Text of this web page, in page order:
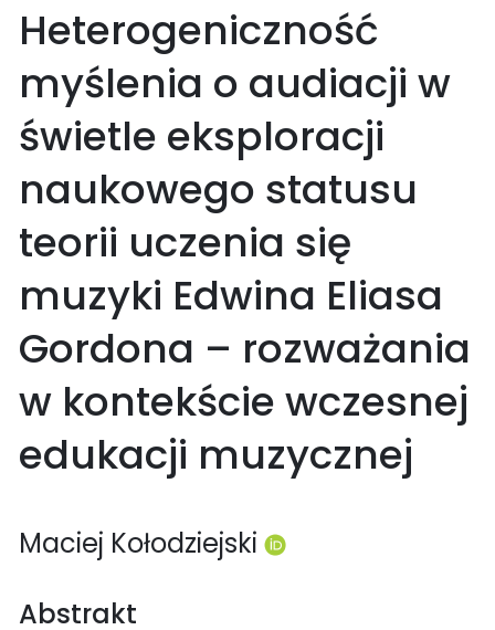
Heterogeniczność
myślenia o audiacji w
świetle eksploracji
naukowego statusu
teorii uczenia się
muzyki Edwina Eliasa
Gordona – rozważania
w kontekście wczesnej
edukacji muzycznej
Maciej Kołodziejski
Abstrakt